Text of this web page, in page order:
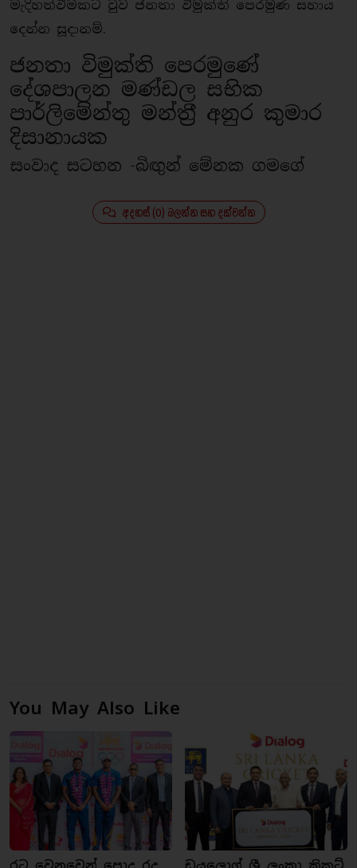
මැදිහත්වීමකට වුව ජනතා විමුක්ති පෙරමුණ සහාය
දෙන්න සූදානම්.
ජනතා විමුක්ති පෙරමුණේ
දේශපාලන මණ්ඩල සභික
පාර්ලිමේන්තු මන්ත‍්‍රී අනුර කුමාර
දිසානායක
සංවාද සටහන -බිඟුන් මේනක ගමගේ
අදහස් (0) බලන්න සහ දක්වන්න
You May Also Like